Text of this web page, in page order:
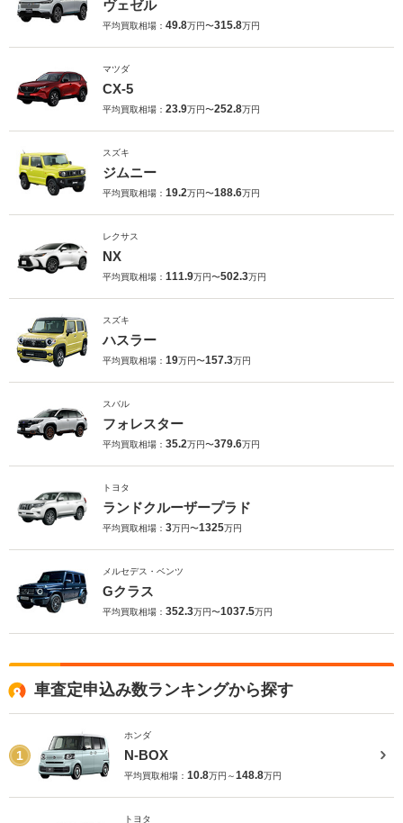
ヴェゼル
平均買取相場： 49.8万円〜315.8万円
マツダ
CX-5
平均買取相場： 23.9万円〜252.8万円
スズキ
ジムニー
平均買取相場： 19.2万円〜188.6万円
レクサス
NX
平均買取相場： 111.9万円〜502.3万円
スズキ
ハスラー
平均買取相場： 19万円〜157.3万円
スバル
フォレスター
平均買取相場： 35.2万円〜379.6万円
トヨタ
ランドクルーザープラド
平均買取相場： 3万円〜1325万円
メルセデス・ベンツ
Gクラス
平均買取相場： 352.3万円〜1037.5万円
車査定申込み数ランキングから探す
1
ホンダ
N-BOX
平均買取相場： 10.8万円～148.8万円
トヨタ